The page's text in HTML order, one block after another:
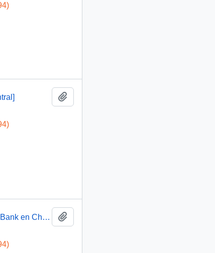
[Lavado de dinero realizado por el Chase Manhattan Bank en Chile]